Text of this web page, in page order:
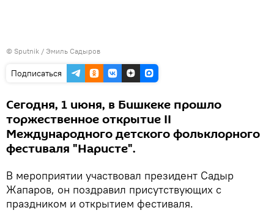
© Sputnik / Эмиль Садыров
Подписаться
Сегодня, 1 июня, в Бишкеке прошло
торжественное открытие II
Международного детского фольклорного
фестиваля "Наристе".
В мероприятии участвовал президент Садыр
Жапаров, он поздравил присутствующих с
праздником и открытием фестиваля.